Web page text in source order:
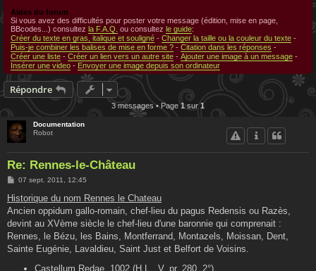
Aides du forum
Si vous avez des difficultés pour poster votre message (édition, mise en page,
BBcodes...) consultez la F.A.Q. ou consultez le guide:
Créer du texte en gras, italique et souligné - Changer la taille ou la couleur du texte -
Puis-je combiner les balises de mise en forme ? - Citation dans les réponses -
Créer une liste - Créer un lien vers un autre site - Ajouter une image à un message -
Insérer une video - Envoyer une image depuis son ordinateur
Répondre
3 messages • Page1sur1
Documentation
Robot
Re: Rennes-le-Château
M
s
s
a
g
07 sept. 2011, 12:45
Historique du nom Rennes le Chateau
Ancien oppidum gallo-romain, chef-lieu du pagus Redensis ou Razès,
devint au XVème siècle le chef-lieu d'une baronnie qui comprenait :
Rennes, le Bézu, les Bains, Montferrand, Montazels, Moissan, Dent,
Sainte Eugénie, Lavaldieu, Saint Just et Belfort de Voisins.
Castellum Redae, 1002 (H.L., V, pr. 280, 2°)